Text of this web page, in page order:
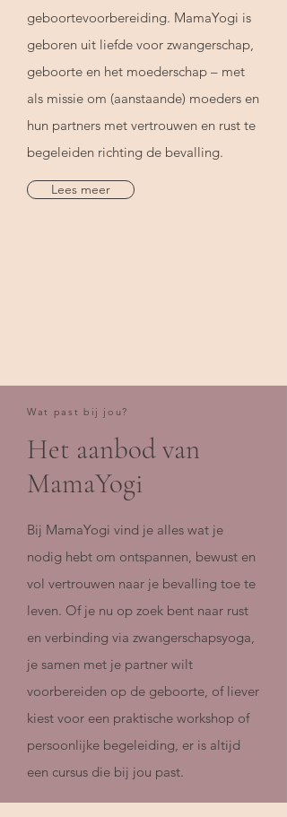
geboortevoorbereiding. MamaYogi is
geboren uit liefde voor zwangerschap,
geboorte en het moederschap – met
als missie om (aanstaande) moeders en
hun partners met vertrouwen en rust te
begeleiden richting de bevalling.
Lees meer
Wat past bij jou?
Het aanbod van
MamaYogi
Bij MamaYogi vind je alles wat je
nodig hebt om ontspannen, bewust en
vol vertrouwen naar je bevalling toe te
leven. Of je nu op zoek bent naar rust
en verbinding via zwangerschapsyoga,
je samen met je partner wilt
voorbereiden op de geboorte, of liever
kiest voor een praktische workshop of
persoonlijke begeleiding, er is altijd
een cursus die bij jou past.